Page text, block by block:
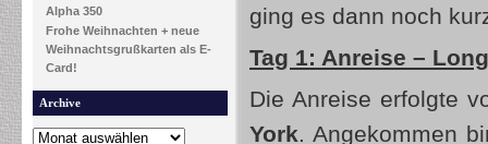
Alpha 350
Frohe Weihnachten + neue
Weihnachtsgrußkarten als E-
Card!
Archive
ging es dann noch
Tag 1: Anreise –
Die Anreise erfolgte
York. Angekommen